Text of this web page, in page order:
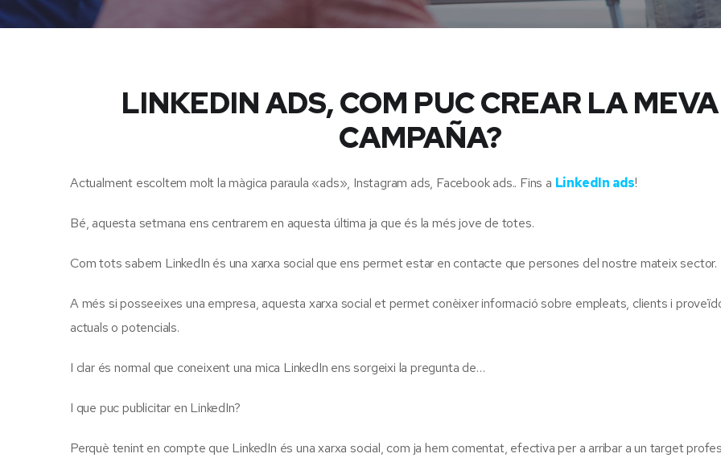
LINKEDIN ADS, COM PUC CREAR LA MEVA
CAMPAÑA?
Actualment escoltem molt la màgica paraula «ads», Instagram ads, Facebook ads.. Fins a LinkedIn ads!
Bé, aquesta setmana ens centrarem en aquesta última ja que és la més jove de totes.
Com tots sabem LinkedIn és una xarxa social que ens permet estar en contacte que persones del nostre mateix sector.
A més si posseeixes una empresa, aquesta xarxa social et permet conèixer informació sobre empleats, clients i
actuals o potencials.
I clar és normal que coneixent una mica LinkedIn ens sorgeixi la pregunta de…
I que puc publicitar en LinkedIn?
Perquè tenint en compte que LinkedIn és una xarxa social, com ja hem comentat, efectiva per a arribar a un target